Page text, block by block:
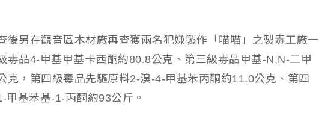
後另在觀音區木材廠再查獲兩名犯嫌製作「喵喵」之製毒工廠一
毒品4-甲基甲基卡西酮約80.8公克、第三級毒品甲基-N,N-二甲
克，第四級毒品先驅原料2-溴-4-甲基苯丙酮約11.0公克、第四
甲基苯基-1-丙酮約93公斤。